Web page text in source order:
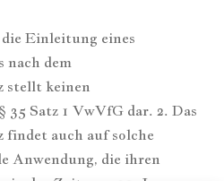
Einleitung eines
nach dem
stellt keinen
Satz 1 VwVfG dar. 2. Das
auch auf solche
Anwendung, die ihren